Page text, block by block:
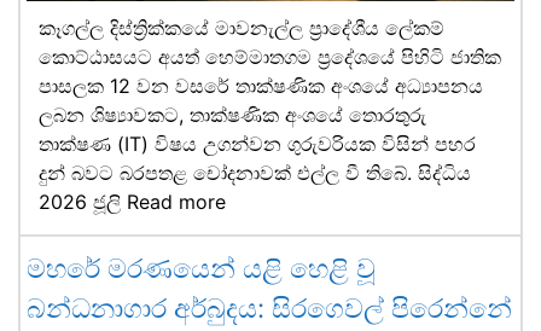
කෑගල්ල දිස්ත්‍රික්කයේ මාවනැල්ල ප්‍රාදේශීය ලේකම්
කොට්ඨාසයට අයත් හෙම්මාතගම ප්‍රදේශයේ පිහිටි ජාතික
පාසලක 12 වන වසරේ තාක්ෂණික අංශයේ අධ්‍යාපනය
ලබන ශිෂ්‍යාවකට, තාක්ෂණික අංශයේ තොරතුරු
තාක්ෂණ (IT) විෂය උගන්වන ගුරුවරියක විසින් පහර
දුන් බවට බරපතළ චෝදනාවක් එල්ල වී තිබේ. සිද්ධිය
2026 ජූලි Read more
මහරේ මරණයෙන් යළි හෙළි වූ
බන්ධනාගාර අර්බුදය: සිරගෙවල් පිරෙන්නේ